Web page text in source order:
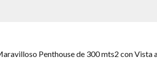
Penthouse de 300 mts2 con Vista